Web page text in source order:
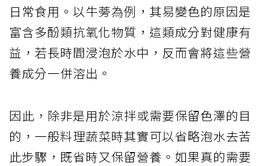
日常食用。以牛蒡為例，其易變色的原因是
富含多酚類抗氧化物質，這類成分對健康有
益，若長時間浸泡於水中，反而會將這些營
養成分一併溶出。
因此，除非是用於涼拌或需要保留色澤的目
的，一般料理蔬菜時其實可以省略泡水去苦
此步驟，既省時又保留營養。如果真的需要